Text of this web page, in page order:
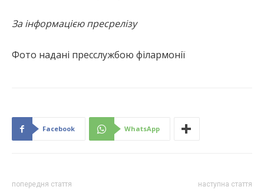
За інформацією пресрелізу
Фото надані пресслужбою філармонії
Facebook WhatsApp
попередня стаття наступна стаття